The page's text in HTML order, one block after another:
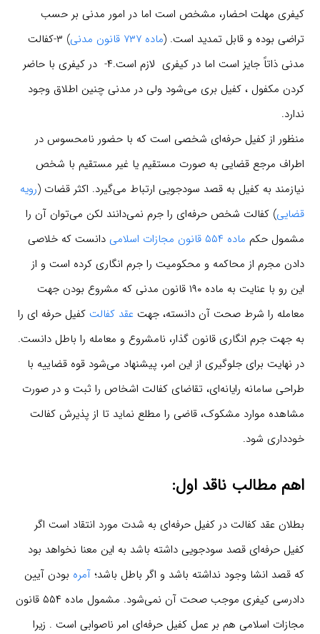
کیفری مهلت احضار، مشخص است اما در امور مدنی بر حسب
تراضی بوده و قابل تمدید است. (ماده ۷۳۷ قانون مدنی
) ۳-کفالت
مدنی ذاتاً جایز است اما در کیفری لازم است.۴- در کیفری با حاضر
کردن مکفول ، کفیل بری می‌شود ولی در مدنی چنین اطلاق وجود
ندارد.
منظور از کفیل حرفه‌ای شخصی است که با حضور نامحسوس در
اطراف مرجع قضایی به صورت مستقیم یا غیر مستقیم با شخص
نیازمند به کفیل به قصد سودجویی ارتباط می‌گیرد. اکثر قضات (رویه
قضایی) کفالت شخص حرفه‌ای را جرم نمی‌دانند لکن می‌توان آن را
مشمول حکم ماده ۵۵۴ قانون مجازات اسلامی
دانست که خلاصی
دادن مجرم از محاکمه و محکومیت را جرم انگاری کرده است و از
این رو با عنایت به ماده ۱۹۰ قانون مدنی که مشروع بودن جهت
معامله را شرط صحت آن دانسته، جهت عقد کفالت کفیل حرفه ای را
به جهت جرم انگاری قانون گذار، نامشروع و معامله را باطل دانست.
در نهایت برای جلوگیری از این امر، پیشنهاد می‌شود قوه قضاییه با
طراحی سامانه رایانه‌ای، تقاضای کفالت اشخاص را ثبت و در صورت
مشاهده موارد مشکوک، قاضی را مطلع نماید تا از پذیرش کفالت
خودداری شود.
اهم مطالب ناقد اول:
بطلان عقد کفالت در کفیل حرفه‌ای به شدت مورد انتقاد است اگر
کفیل حرفه‌ای قصد سودجویی داشته باشد به این معنا نخواهد بود
که قصد انشا وجود نداشته باشد و اگر باطل باشد؛ آمره بودن آیین
دادرسی کیفری موجب صحت آن نمی‌شود. مشمول ماده ۵۵۴ قانون
مجازات اسلامی هم بر عمل کفیل حرفه‌ای امر ناصوابی است . زیرا